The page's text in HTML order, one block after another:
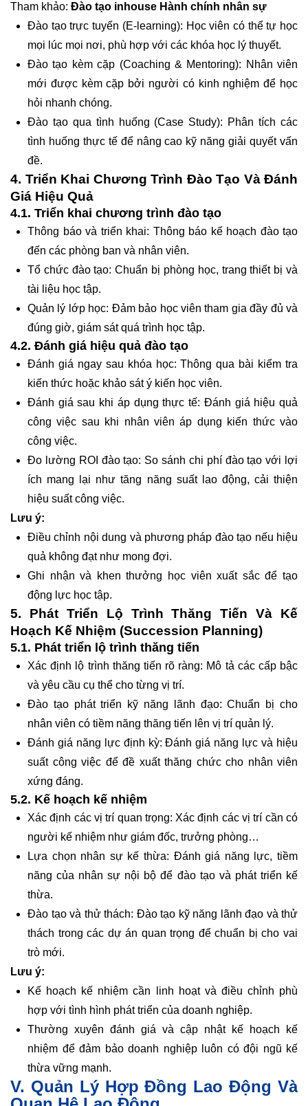
Tham khảo: Đào tạo inhouse Hành chính nhân sự
Đào tạo trực tuyến (E-learning): Học viên có thể tự học
mọi lúc mọi nơi, phù hợp với các khóa học lý thuyết.
Đào tạo kèm cặp (Coaching & Mentoring): Nhân viên
mới được kèm cặp bởi người có kinh nghiệm để học
hỏi nhanh chóng.
Đào tạo qua tình huống (Case Study): Phân tích các
tình huống thực tế để nâng cao kỹ năng giải quyết vấn
đề.
4. Triển Khai Chương Trình Đào Tạo Và Đánh
Giá Hiệu Quả
4.1. Triển khai chương trình đào tạo
Thông báo và triển khai: Thông báo kế hoạch đào tạo
đến các phòng ban và nhân viên.
Tổ chức đào tạo: Chuẩn bị phòng học, trang thiết bị và
tài liệu học tập.
Quản lý lớp học: Đảm bảo học viên tham gia đầy đủ và
đúng giờ, giám sát quá trình học tập.
4.2. Đánh giá hiệu quả đào tạo
Đánh giá ngay sau khóa học: Thông qua bài kiểm tra
kiến thức hoặc khảo sát ý kiến học viên.
Đánh giá sau khi áp dụng thực tế: Đánh giá hiệu quả
công việc sau khi nhân viên áp dụng kiến thức vào
công việc.
Đo lường ROI đào tạo: So sánh chi phí đào tạo với lợi
ích mang lại như tăng năng suất lao động, cải thiện
hiệu suất công việc.
Lưu ý:
Điều chỉnh nội dung và phương pháp đào tạo nếu hiệu
quả không đạt như mong đợi.
Ghi nhận và khen thưởng học viên xuất sắc để tạo
động lực học tập.
5. Phát Triển Lộ Trình Thăng Tiến Và Kế
Hoạch Kế Nhiệm (Succession Planning)
5.1. Phát triển lộ trình thăng tiến
Xác định lộ trình thăng tiến rõ ràng: Mô tả các cấp bậc
và yêu cầu cụ thể cho từng vị trí.
Đào tạo phát triển kỹ năng lãnh đạo: Chuẩn bị cho
nhân viên có tiềm năng thăng tiến lên vị trí quản lý.
Đánh giá năng lực định kỳ: Đánh giá năng lực và hiệu
suất công việc để đề xuất thăng chức cho nhân viên
xứng đáng.
5.2. Kế hoạch kế nhiệm
Xác định các vị trí quan trọng: Xác định các vị trí cần có
người kế nhiệm như giám đốc, trưởng phòng…
Lựa chọn nhân sự kế thừa: Đánh giá năng lực, tiềm
năng của nhân sự nội bộ để đào tạo và phát triển kế
thừa.
Đào tạo và thử thách: Đào tạo kỹ năng lãnh đạo và thử
thách trong các dự án quan trọng để chuẩn bị cho vai
trò mới.
Lưu ý:
Kế hoạch kế nhiệm cần linh hoạt và điều chỉnh phù
hợp với tình hình phát triển của doanh nghiệp.
Thường xuyên đánh giá và cập nhật kế hoạch kế
nhiệm để đảm bảo doanh nghiệp luôn có đội ngũ kế
thừa vững mạnh.
V. Quản Lý Hợp Đồng Lao Động Và